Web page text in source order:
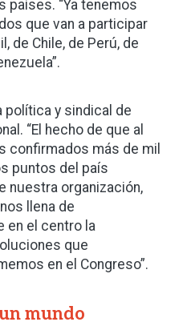
países. “Ya tenemos
que van a participar
de Chile, de Perú, de
política y sindical de
“El hecho de que al
confirmados más de mil
puntos del país
nuestra organización,
llena de
en el centro la
que
en el Congreso”.
mundo